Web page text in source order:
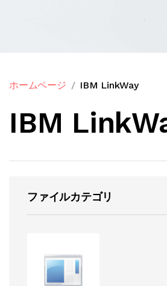
ホームページ IBM LinkWay
IBM
ファイルカテゴリ